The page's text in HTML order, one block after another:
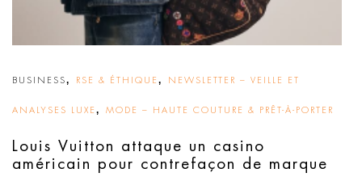
BUSINESS, RSE & ÉTHIQUE , NEWSLETTER – VEILLE ET
ANALYSES LUXE , MODE – HAUTE COUTURE & PRÊT-À-PORTER
Louis Vuitton attaque un casino
américain pour contrefaçon de marque